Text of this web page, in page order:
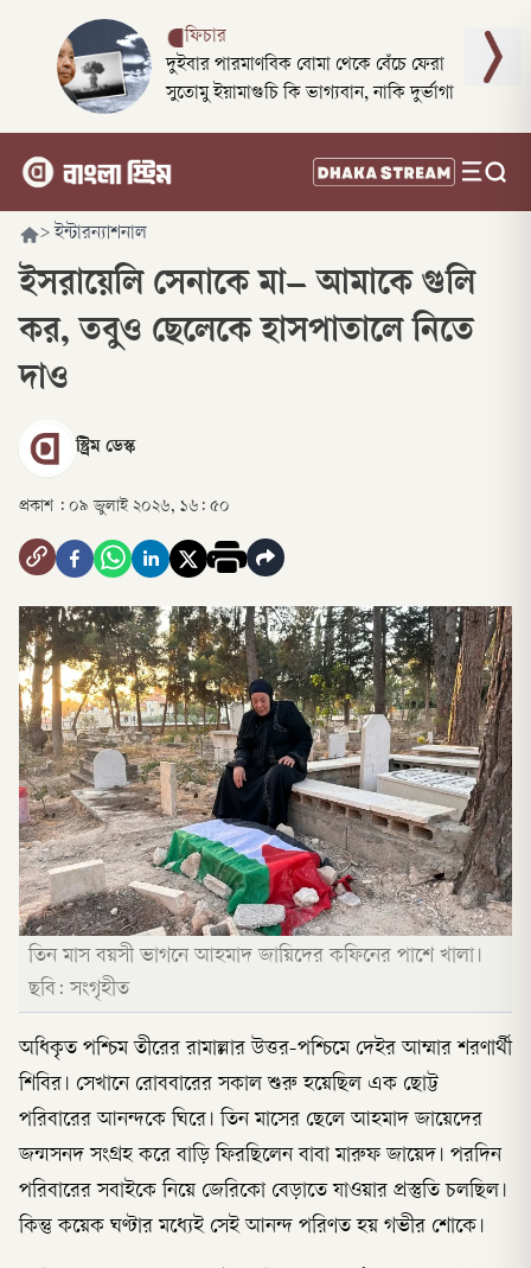
ফিচার
দুইবার পারমাণবিক বোমা থেকে বেঁচে ফেরা
সুতোমু ইয়ামাগুচি কি ভাগ্যবান, নাকি দুর্ভাগা
> ইন্টারন্যাশনাল
ইসরায়েলি সেনাকে মা– আমাকে গুলি
কর, তবুও ছেলেকে হাসপাতালে নিতে
দাও
স্ট্রিম ডেস্ক
প্রকাশ : ০৯ জুলাই ২০২৬, ১৬: ৫০
তিন মাস বয়সী ভাগনে আহমাদ জায়িদের কফিনের পাশে খালা।
ছবি: সংগৃহীত
অধিকৃত পশ্চিম তীরের রামাল্লার উত্তর-পশ্চিমে দেইর আম্মার শরণার্থী
শিবির। সেখানে রোববারের সকাল শুরু হয়েছিল এক ছোট্ট
পরিবারের আনন্দকে ঘিরে। তিন মাসের ছেলে আহমাদ জায়েদের
জন্মসনদ সংগ্রহ করে বাড়ি ফিরছিলেন বাবা মারুফ জায়েদ। পরদিন
পরিবারের সবাইকে নিয়ে জেরিকো বেড়াতে যাওয়ার প্রস্তুতি চলছিল।
কিন্তু কয়েক ঘণ্টার মধ্যেই সেই আনন্দ পরিণত হয় গভীর শোকে।